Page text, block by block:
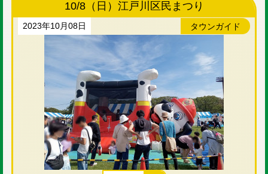
10/8（日）江戸川区民まつり
2023年10月08日 タウンガイド